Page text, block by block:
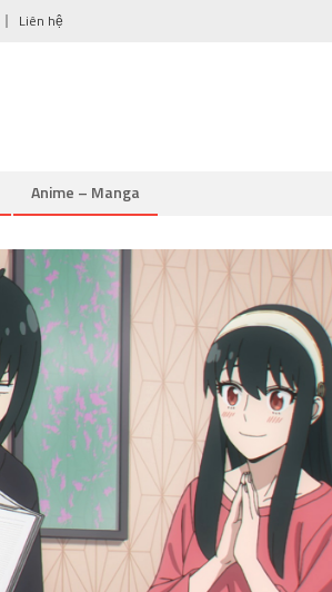
Liên hệ
Anime – Manga